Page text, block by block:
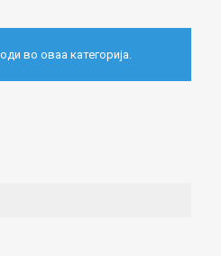
во оваа категорија.